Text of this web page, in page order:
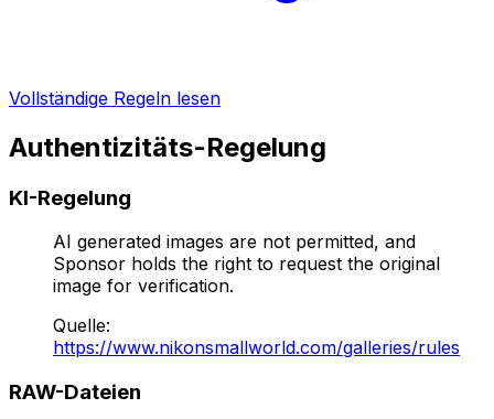
Vollständige Regeln lesen
Authentizitäts-Regelung
KI-Regelung
AI generated images are not permitted, and
Sponsor holds the right to request the original
image for verification.
Quelle:
https://www.nikonsmallworld.com/galleries/rules
RAW-Dateien